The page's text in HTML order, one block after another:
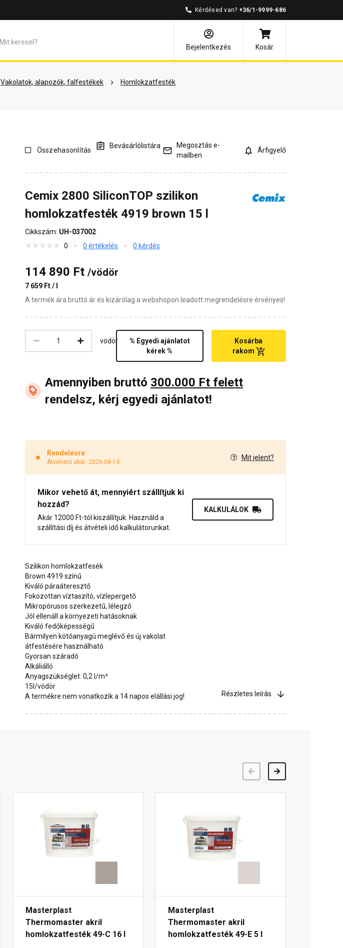
Kérdésed van? +36/1-9999-686
Bejelentkezés
Kosár
Vakolatok, alapozók, falfestékek
Homlokzatfesték
Dokumentumok Vásárlói vélemények Kérdések és válaszok
Összehasonlítás
Bevásárlólistára
Megosztás e-
mailben
Árfigyelő
Cemix 2800 SiliconTOP szilikon
homlokzatfesték 4919 brown 15 l
Cikkszám: UH-037002
0
0 értékelés 0 kérdés
114 890 Ft /vödör
7 659 Ft / l
A termék ára bruttó ár és kizárólag a webshopon leadott megrendelésre érvényes!
vödör
% Egyedi ajánlatot
kérek %
Kosárba
rakom
Amennyiben bruttó 300.000 Ft felett
rendelsz, kérj egyedi ajánlatot!
Rendelésre
Átvehető akár: 2026-08-14
Mit jelent?
Mikor vehető át, mennyiért szállítjuk ki
hozzád?
Akár 12000 Ft-tól kiszállítjuk. Használd a
szállítási díj és átvételi idő kalkulátorunkat.
KALKULÁLOK
Szilikon homlokzatfesék
Brown 4919 színű
Kiváló páraáteresztő
Fokozottan víztaszító, vízlepergető
Mikropórusos szerkezetű, lélegző
Jól ellenáll a környezeti hatásoknak
Kiváló fedőképességű
Bármilyen kötőanyagú meglévő és új vakolat
átfestésére használható
Gyorsan száradó
Alkáliálló
Anyagszükséglet: 0,2 l/m²
15l/vödör
A termékre nem vonatkozik a 14 napos elállási jog!
Részletes leírás
Masterplast
Thermomaster akril
homlokzatfesték 49-C 16 l
Masterplast
Thermomaster akril
homlokzatfesték 49-E 5 l